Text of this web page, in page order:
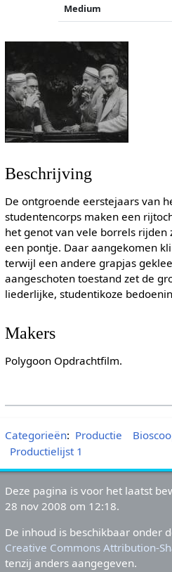
Medium
Beschrijving
De ontgroende eerstejaars van
studentencorps maken een
het genot van vele borrels
een pontje. Daar aangekomen
terwijl een andere grapjas
aangeschoten toestand zet de
liederlijke, studentikoze
Makers
Polygoon Opdrachtfilm.
Categorieën: Productie
Productielijst 1
Deze pagina is voor het laatst
28 nov 2008 om 12:18.
De inhoud is beschikbaar onder
Creative Commons Attribution-
tenzij anders aangegeven.